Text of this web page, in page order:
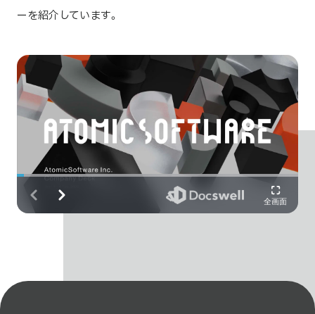
ーを紹介しています。